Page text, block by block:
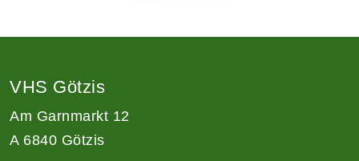
VHS Götzis
Am Garnmarkt 12
A 6840 Götzis